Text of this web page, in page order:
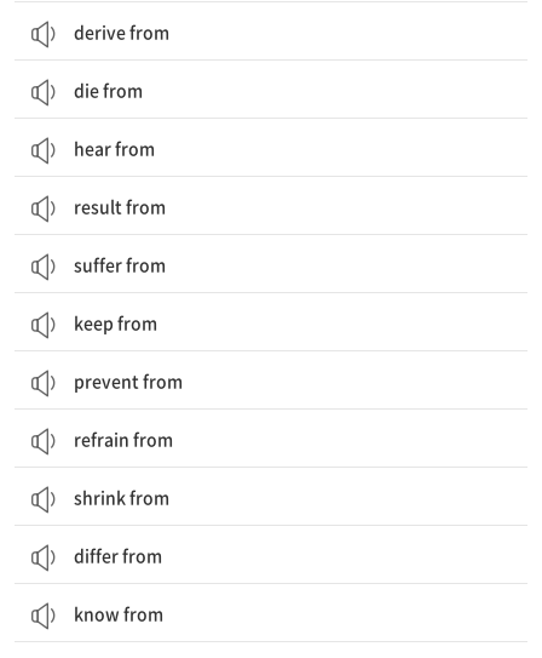
derive from
die from
hear from
result from
suffer from
keep from
prevent from
refrain from
shrink from
differ from
know from